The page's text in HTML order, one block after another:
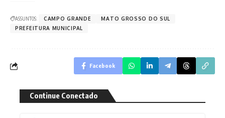
ASSUNTOS: CAMPO GRANDE
MATO GROSSO DO SUL
PREFEITURA MUNICIPAL
Facebook
Continue Conectado